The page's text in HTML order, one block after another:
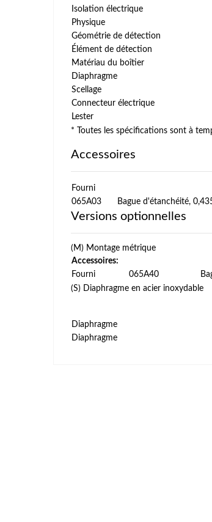
Isolation électrique
Physique
Géométrie de détection
Élément de détection
Matériau du boîtier
Diaphragme
Scellage
Connecteur électrique
Lester
* Toutes les spécifications sont à
Accessoires
Fourni
065A03
Bague d'étanchéité,
Versions optionnelles
(M) Montage métrique
Accessoires:
Fourni
065A40
(S) Diaphragme en acier inoxydable
Diaphragme
Diaphragme